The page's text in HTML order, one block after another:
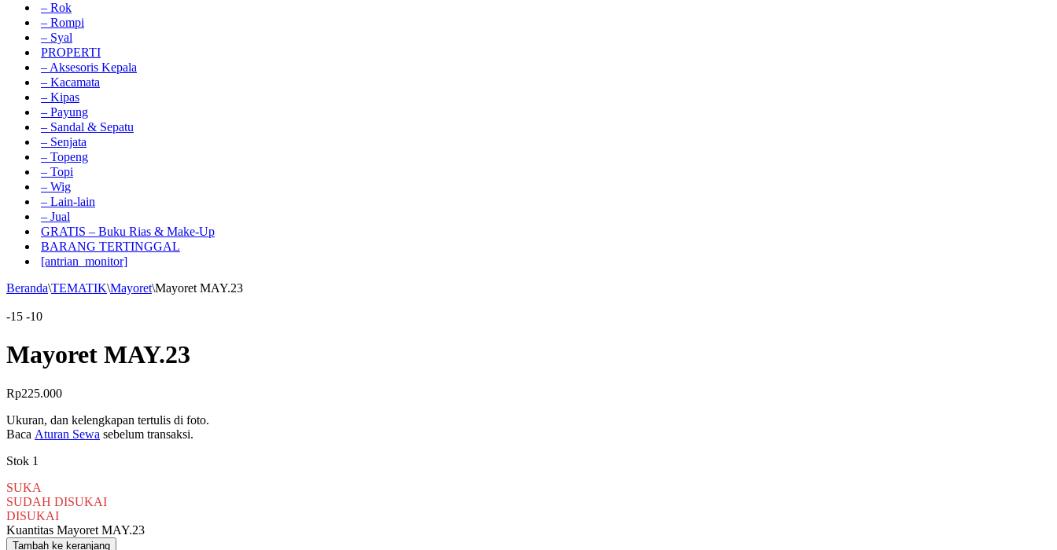
– Rok
– Rompi
– Syal
PROPERTI
– Aksesoris Kepala
– Kacamata
– Kipas
– Payung
– Sandal & Sepatu
– Senjata
– Topeng
– Topi
– Wig
– Lain-lain
– Jual
GRATIS – Buku Rias & Make-Up
BARANG TERTINGGAL
[antrian_monitor]
Beranda\TEMATIK\Mayoret\Mayoret MAY.23
-15 -10
Mayoret MAY.23
Rp225.000
Ukuran, dan kelengkapan tertulis di foto.
Baca Aturan Sewa sebelum transaksi.
Stok 1
SUKA
SUDAH DISUKAI
DISUKAI
Kuantitas Mayoret MAY.23
Tambah ke keranjang